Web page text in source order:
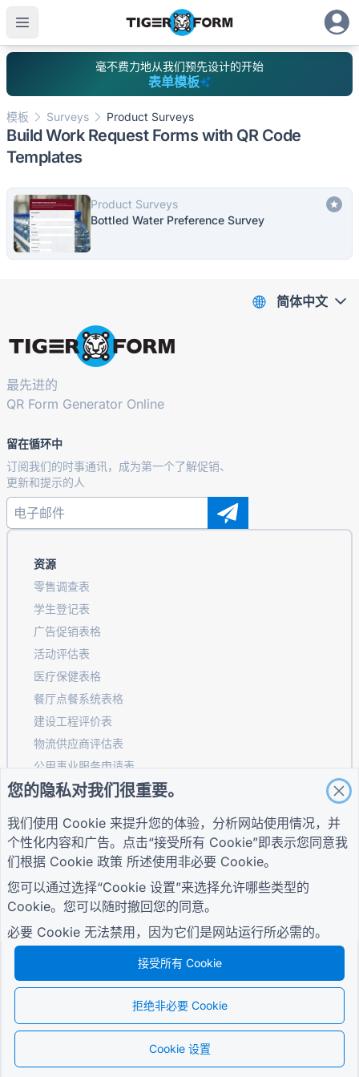
毫不费力地从我们预先设计的开始
表单模板
模板 Surveys Product Surveys
Build Work Request Forms with QR Code
Templates
Product Surveys
Bottled Water Preference Survey
最先进的
QR Form Generator Online
留在循环中
订阅我们的时事通讯，成为第一个了解促销、
更新和提示的人
资源
零售调查表
学生登记表
广告促销表格
活动评估表
医疗保健表格
餐厅点餐系统表格
建设工程评价表
物流供应商评估表
公用事业服务申请表
客户参与表
指南
博客
TIGER FORM指南
公司
联系我们
条款
隐私政策
简体中文
© 2026 QR Form Generator. All rights reserved.
您的隐私对我们很重要。
我们使用 Cookie 来提升您的体验，分析网站使用情况，并
个性化内容和广告。点击“接受所有 Cookie”即表示您同意我
们根据 Cookie 政策 所述使用非必要 Cookie。
您可以通过选择“Cookie 设置”来选择允许哪些类型的
Cookie。您可以随时撤回您的同意。
必要 Cookie 无法禁用，因为它们是网站运行所必需的。
接受所有 Cookie
拒绝非必要 Cookie
Cookie 设置